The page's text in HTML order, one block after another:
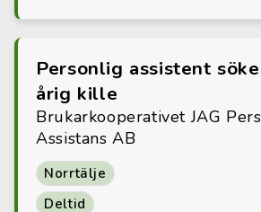
Personlig assistent
årig kille
Brukarkooperativet JAG
Assistans AB
Norrtälje
Deltid